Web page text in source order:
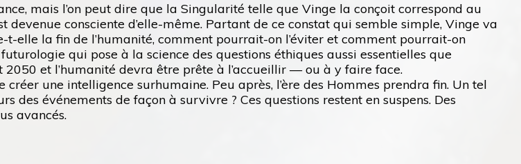
mais l’on peut dire que la Singularité telle que Vinge la conçoit correspond au
consciente d’elle-même. Partant de ce constat qui semble simple, Vinge va
elle la fin de l’humanité, comment pourrait-on l’éviter et comment pourrait-on
qui pose à la science des questions éthiques aussi essentielles que
et l’humanité devra être prête à l’accueillir — ou à y faire face.
une intelligence surhumaine. Peu après, l’ère des Hommes prendra fin. Un tel
des événements de façon à survivre ? Ces questions restent en suspens. Des
avancés.